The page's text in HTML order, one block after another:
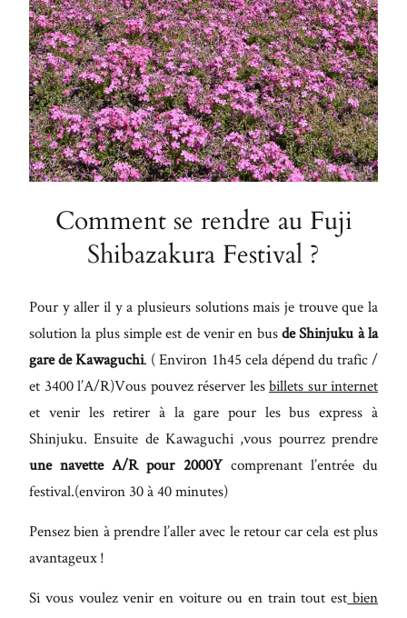
Comment se rendre au Fuji
Shibazakura Festival ?
Pour y aller il y a plusieurs solutions mais je trouve que la
solution la plus simple est de venir en busde Shinjuku à la
gare de Kawaguchi. ( Environ 1h45 cela dépend du trafic /
et 3400 l’A/R)Vous pouvez réserver lesbillets sur internet
et venir les retirer à la gare pour les bus express à
Shinjuku. Ensuite de Kawaguchi ,vous pourrez prendre
une navette A/R pour 2000Ycomprenant l’entrée du
festival.(environ 30 à 40 minutes)
Pensez bien à prendre l’aller avec le retour car cela est plus
avantageux !
Si vous voulez venir en voiture ou en train tout est bien